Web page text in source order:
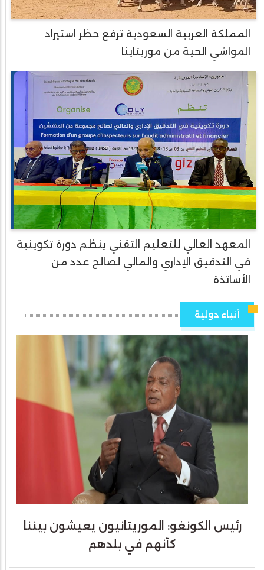
المملكة العربية السعودية ترفع حظر استيراد
المواشي الحية من موريتاينا
المعهد العالي للتعليم التقني ينظم دورة تكوينية
في التدقيق الإداري والمالي لصالح عدد من
الأساتذة
أنباء دولية
رئيس الكونغو: الموريتانيون يعيشون بيننا
كأنهم في بلدهم